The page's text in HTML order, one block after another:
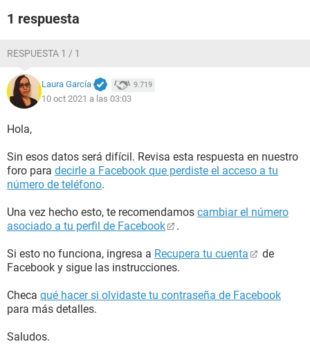
1 respuesta
RESPUESTA 1 / 1
Laura García 9.719
10 oct 2021 a las 03:03
Hola,
Sin esos datos será difícil. Revisa esta respuesta en nuestro
foro para decirle a Facebook que perdiste el acceso a tu
número de teléfono.
Una vez hecho esto, te recomendamos cambiar el número
asociado a tu perfil de Facebook
.
Si esto no funciona, ingresa a Recupera tu cuenta
de
Facebook y sigue las instrucciones.
Checa qué hacer si olvidaste tu contraseña de Facebook
para más detalles.
Saludos.